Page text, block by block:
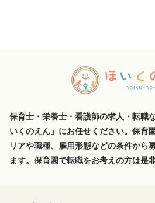
保育士・栄養士・看護師の求人・転職
いくのえん」にお任せください。保育
リアや職種、雇用形態などの条件から
ます。保育園で転職をお考えの方は是